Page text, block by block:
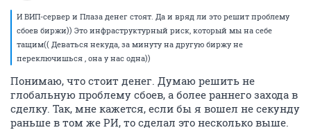
И ВИП-сервер и Плаза денег стоят. Да и вряд ли это решит проблему
сбоев биржи)) Это инфраструктурный риск, который мы на себе
тащим(( Деваться некуда, за минуту на другую биржу не
переключишься , она у нас одна))
Понимаю, что стоит денег. Думаю решить не
глобальную проблему сбоев, а более раннего захода в
сделку. Так, мне кажется, если бы я вошел не секунду
раньше в том же РИ, то сделал это несколько выше.